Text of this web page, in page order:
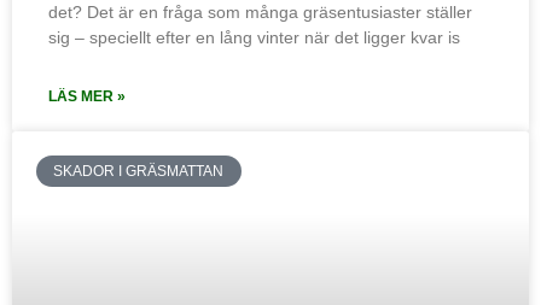
det? Det är en fråga som många gräsentusiaster ställer
sig – speciellt efter en lång vinter när det ligger kvar is
LÄS MER »
SKADOR I GRÄSMATTAN